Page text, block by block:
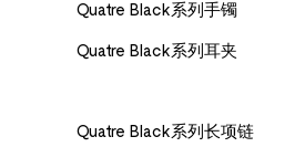
Quatre Black系列手镯
Quatre Black系列耳夹
Quatre Black系列长项链